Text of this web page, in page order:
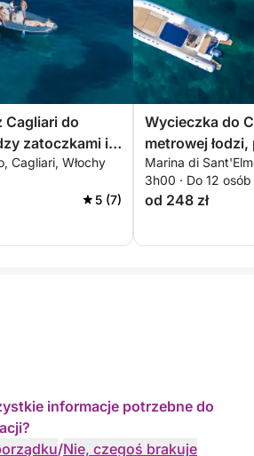
Cagliari do
zatoczkami i
morzem
Cagliari, Włochy
5 (7)
Wycieczka do
metrowej
cenie!
Marina di
3h00 · Do 12 osób
od 248 zł
informacje potrzebne do
/Nie, czegoś brakuje